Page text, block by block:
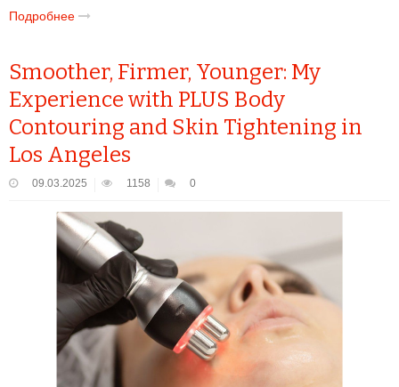
Подробнее
Smoother, Firmer, Younger: My
Experience with PLUS Body
Contouring and Skin Tightening in
Los Angeles
09.03.2025 1158 0